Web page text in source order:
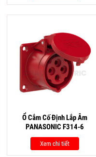
Ổ Cắm Cố Định Lắp Âm
PANASONIC F314-6
Xem chi tiết